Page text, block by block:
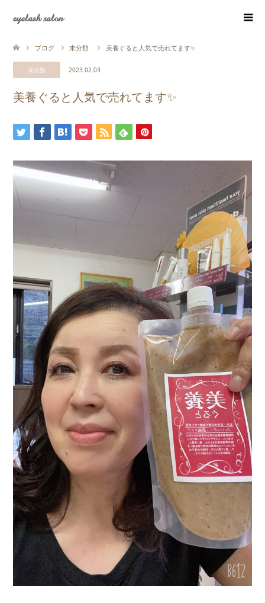
eyelash salon
ブログ 未分類 美養ぐると人気で売れてます✨
未分類 2023.02.03
美養ぐると人気で売れてます✨